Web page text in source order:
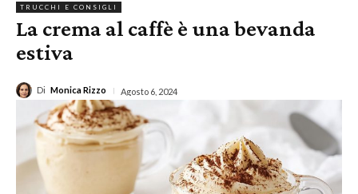
TRUCCHI E CONSIGLI
La crema al caffè è una bevanda
estiva
Di Monica Rizzo Agosto 6, 2024